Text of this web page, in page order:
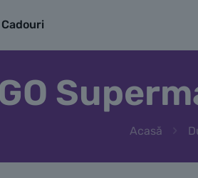
Acasă